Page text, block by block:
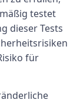
testet
dieser Tests
für